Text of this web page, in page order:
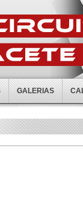
GALERIAS